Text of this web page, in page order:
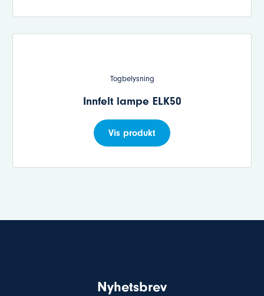
Togbelysning
Innfelt lampe ELK50
Vis produkt
Nyhetsbrev